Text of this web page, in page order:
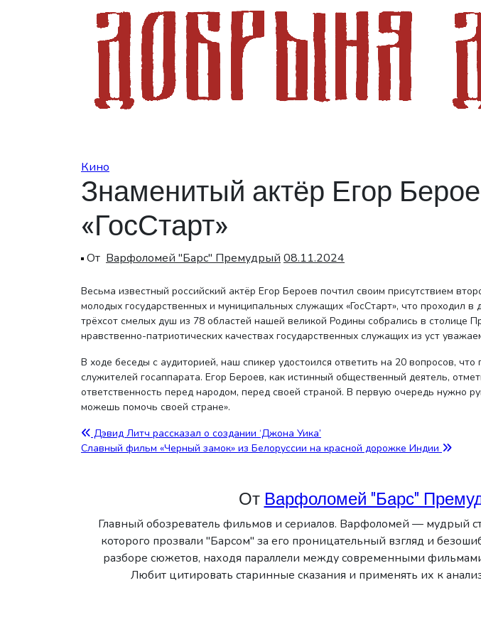
Кино
Знаменитый актёр Егор
«ГосСтарт»
От Варфоломей "Барс" Премудрый 08.11.2024
Весьма известный российский актёр Егор Бероев почтил своим присутствием второй день Всероссийского форума
молодых государственных и муниципальных служащих «ГосСтарт», что проходил
трёхсот смелых душ из 78 областей нашей великой Родины собрались в столице
нравственно-патриотических качествах государственных служащих из уст
В ходе беседы с аудиторией, наш спикер удостоился ответить на 20 вопросов,
служителей госаппарата. Егор Бероев, как истинный общественный деятель,
ответственность перед народом, перед своей страной. В первую очередь нужно
можешь помочь своей стране».
Навигация
Дэвид Литч рассказал о создании ‘Джона Уика’
Славный фильм «Черный замок» из Белоруссии на красной дорожке Индии
ОтВарфоломей "Барс"
Главный обозреватель фильмов и сериалов. Варфоломей — мудрый
которого прозвали "Барсом" за его проницательный взгляд и
разборе сюжетов, находя параллели между современными
Любит цитировать старинные сказания и применять их к